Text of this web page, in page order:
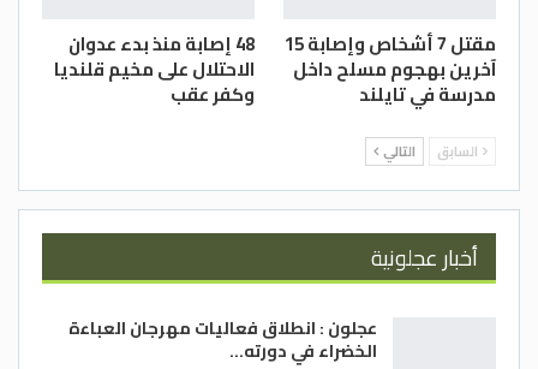
مقتل 7 أشخاص وإصابة 15
آخرين بهجوم مسلح داخل
مدرسة في تايلند
48 إصابة منذ بدء عدوان
الاحتلال على مخيم قلنديا
وكفر عقب
السابق التالي
أخبار عجلونية
عجلون : انطلاق فعاليات مهرجان العباءة
الخضراء في دورته…